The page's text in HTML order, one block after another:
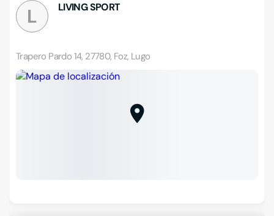
L LIVING SPORT
Trapero Pardo 14, 27780, Foz, Lugo